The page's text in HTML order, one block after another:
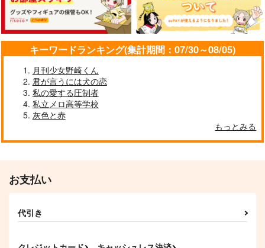
キーワードランキング(集計期間：07/30～08/05)
月刊少女野崎くん
君が言うには犬の恋
私の愛する圧制者
私立メロ高等学校
灰色と赤
もっとみる
お支払い
代引き